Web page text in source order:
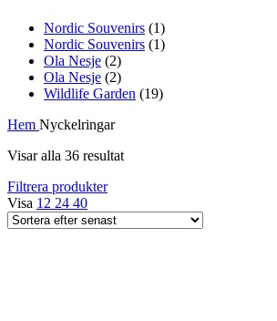
Nordic Souvenirs (1)
Nordic Souvenirs (1)
Ola Nesje (2)
Ola Nesje (2)
Wildlife Garden (19)
Hem Nyckelringar
Visar alla 36 resultatSortera
Filtrera produkter
Visa 12 24 40